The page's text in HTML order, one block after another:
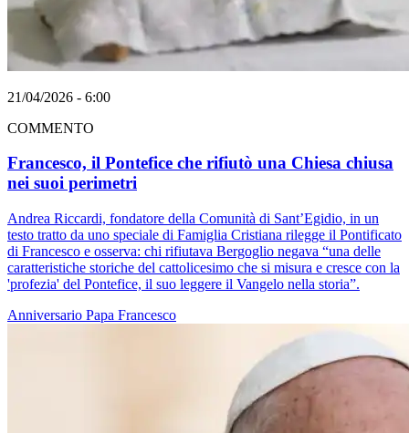
21/04/2026 - 6:00
COMMENTO
Francesco, il Pontefice che rifiutò una Chiesa chiusa
nei suoi perimetri
Andrea Riccardi, fondatore della Comunità di Sant’Egidio, in un
testo tratto da uno speciale di Famiglia Cristiana rilegge il Pontificato
di Francesco e osserva: chi rifiutava Bergoglio negava “una delle
caratteristiche storiche del cattolicesimo che si misura e cresce con la
'profezia' del Pontefice, il suo leggere il Vangelo nella storia”.
Anniversario Papa Francesco